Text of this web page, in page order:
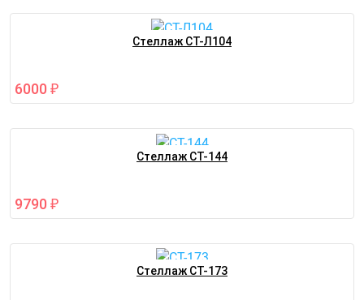
Стеллаж СТ-Л104
6000 ₽
Стеллаж СТ-144
9790 ₽
Стеллаж СТ-173